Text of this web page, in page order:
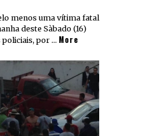
menos uma vítima fatal
deste Sàbado (16)
por … More